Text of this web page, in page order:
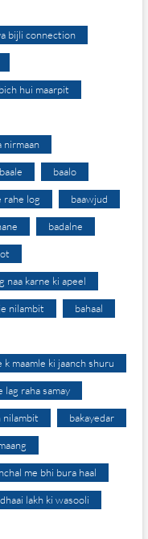
bijli connection
hui maarpit
nirmaan
baale baalo
rahe log baawjud
badalne
naa karne ki apeel
nilambit bahaal
maamle ki jaanch shuru
lag raha samay
nilambit bakayedar
me bhi bura haal
lakh ki wasooli